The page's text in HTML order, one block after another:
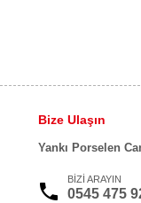
Bize Ulaşın
Yankı Porselen
BİZİ ARAYIN
0545 475